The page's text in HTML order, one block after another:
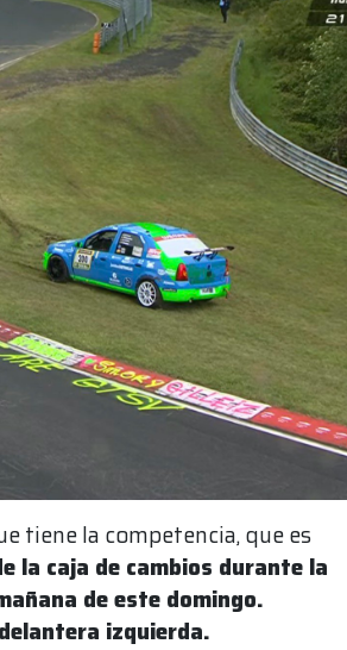
tiene la competencia, que es
la caja de cambios durante la
de este domingo.
izquierda.